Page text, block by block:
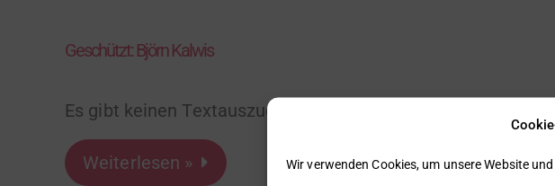
Wir verwenden Cookies, um unsere Website
Geschützt: Björn Kalwis
Es gibt keinen Textauszug, da dies ein geschützter Beitrag ist.
Weiterlesen »